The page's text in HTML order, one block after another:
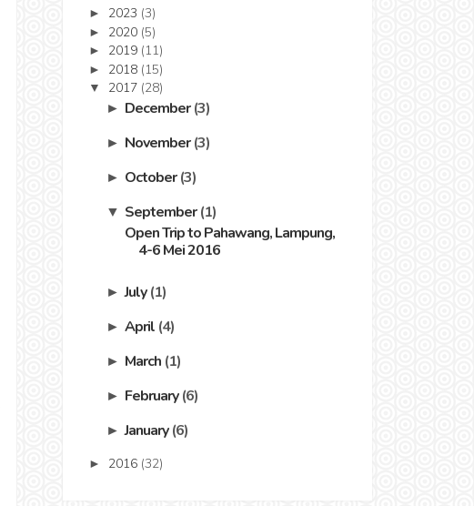
► 2023 (3)
► 2020 (5)
► 2019 (11)
► 2018 (15)
▼ 2017 (28)
► December (3)
► November (3)
► October (3)
▼ September (1)
Open Trip to Pahawang, Lampung,
4-6 Mei 2016
►July (1)
►April (4)
► March (1)
► February (6)
►January (6)
► 2016 (32)